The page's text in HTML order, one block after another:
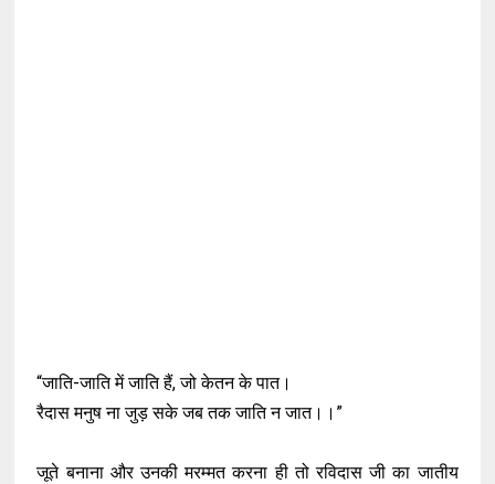
“जाति-जाति में जाति हैं, जो केतन के पात।
रैदास मनुष ना जुड़ सके जब तक जाति न जात।।”
जूते बनाना और उनकी मरम्मत करना ही तो रविदास जी का जातीय